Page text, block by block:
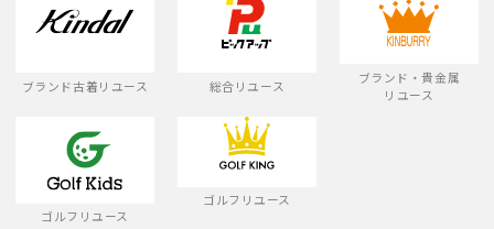
ブランド古着リユース 総合リユース
ブランド・貴金属
リユース
ゴルフリユース
ゴルフリユース